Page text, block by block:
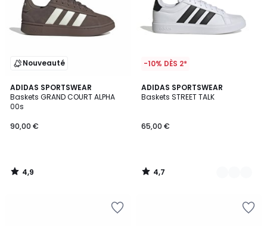
Nouveauté
ADIDAS SPORTSWEAR
Baskets GRAND COURT ALPHA
00s
90,00 €
4,9
/ 5
4,9
/
-10% DÈS 2*
ADIDAS SPORTSWEAR
Baskets STREET TALK
65,00 €
4,7
/ 5
2
Couleurs
4,7
/